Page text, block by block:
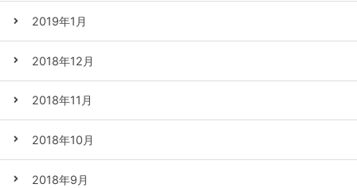
2019年1月
2018年12月
2018年11月
2018年10月
2018年9月